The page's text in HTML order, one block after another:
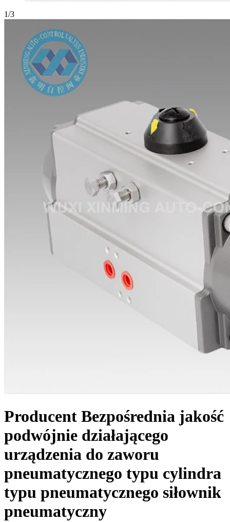
1/3
Producent Bezpośrednia jakość
podwójnie działającego
urządzenia do zaworu
pneumatycznego typu cylindra
typu pneumatycznego siłownik
pneumatyczny